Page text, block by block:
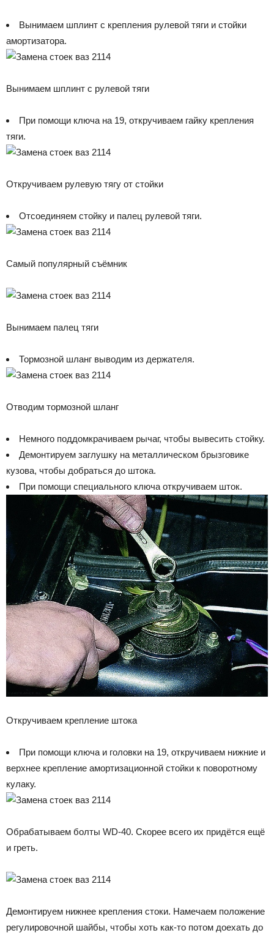
Вынимаем шплинт с крепления рулевой тяги и стойки
амортизатора.
Вынимаем шплинт с рулевой тяги
При помощи ключа на 19, откручиваем гайку крепления
тяги.
Откручиваем рулевую тягу от стойки
Отсоединяем стойку и палец рулевой тяги.
Самый популярный съёмник
Вынимаем палец тяги
Тормозной шланг выводим из держателя.
Отводим тормозной шланг
Немного поддомкрачиваем рычаг, чтобы вывесить стойку.
Демонтируем заглушку на металлическом брызговике
кузова, чтобы добраться до штока.
При помощи специального ключа откручиваем шток.
Откручиваем крепление штока
При помощи ключа и головки на 19, откручиваем нижние и
верхнее крепление амортизационной стойки к поворотному
кулаку.
Обрабатываем болты WD-40. Скорее всего их придётся ещё
и греть.
Демонтируем нижнее крепления стоки. Намечаем положение
регулировочной шайбы, чтобы хоть как-то потом доехать до